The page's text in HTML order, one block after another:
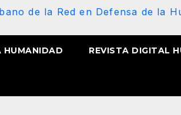
de la Red en Defensa de la
HUMANIDAD REVISTA DIGITAL